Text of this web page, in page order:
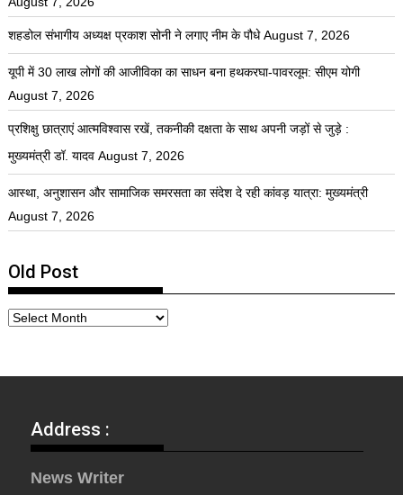
शहडोल संभागीय अध्यक्ष प्रकाश सोनी ने लगाए नीम के पौधे August 7, 2026
यूपी में 30 लाख लोगों की आजीविका का साधन बना हथकरघा-पावरलूम: सीएम योगी
August 7, 2026
प्रशिक्षु छात्राएं आत्मविश्वास रखें, तकनीकी दक्षता के साथ अपनी जड़ों से जुड़े :
मुख्यमंत्री डॉ. यादव August 7, 2026
आस्था, अनुशासन और सामाजिक समरसता का संदेश दे रही कांवड़ यात्रा: मुख्यमंत्री
August 7, 2026
Old Post
Address :
News Writer